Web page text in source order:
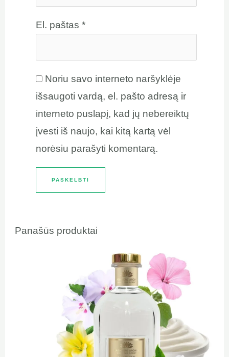
El. paštas *
Noriu savo interneto naršyklėje
išsaugoti vardą, el. pašto adresą ir
interneto puslapį, kad jų nebereiktų
įvesti iš naujo, kai kitą kartą vėl
norėsiu parašyti komentarą.
Panašūs produktai